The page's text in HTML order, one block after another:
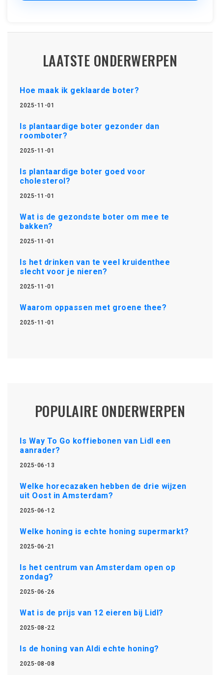
LAATSTE ONDERWERPEN
Hoe maak ik geklaarde boter?
2025-11-01
Is plantaardige boter gezonder dan
roomboter?
2025-11-01
Is plantaardige boter goed voor
cholesterol?
2025-11-01
Wat is de gezondste boter om mee te
bakken?
2025-11-01
Is het drinken van te veel kruidenthee
slecht voor je nieren?
2025-11-01
Waarom oppassen met groene thee?
2025-11-01
POPULAIRE ONDERWERPEN
Is Way To Go koffiebonen van Lidl een
aanrader?
2025-06-13
Welke horecazaken hebben de drie wijzen
uit Oost in Amsterdam?
2025-06-12
Welke honing is echte honing supermarkt?
2025-06-21
Is het centrum van Amsterdam open op
zondag?
2025-06-26
Wat is de prijs van 12 eieren bij Lidl?
2025-08-22
Is de honing van Aldi echte honing?
2025-08-08